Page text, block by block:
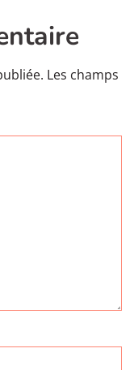
Les champs